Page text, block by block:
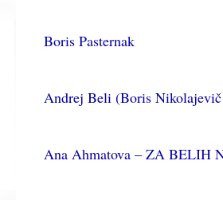
Boris Pasternak
Andrej Beli (Boris
Ana Ahmatova – ZA BELIH